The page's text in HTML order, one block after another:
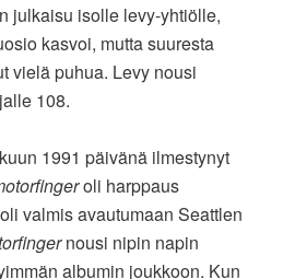
julkaisu isolle levy-yhtiölle,
kasvoi, mutta suuresta
vielä puhua. Levy nousi
108.
1991 päivänä ilmestynyt
oli harppaus
valmis avautumaan Seattlen
nousi nipin napin
albumin joukkoon. Kun